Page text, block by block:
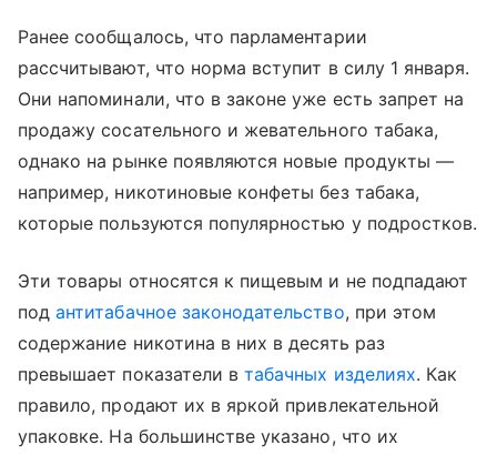
Ранее сообщалось, что парламентарии
рассчитывают, что норма вступит в силу 1 января.
Они напоминали, что в законе уже есть запрет на
продажу сосательного и жевательного табака,
однако на рынке появляются новые продукты —
например, никотиновые конфеты без табака,
которые пользуются популярностью у подростков.
Эти товары относятся к пищевым и не подпадают
подантитабачное законодательство, при этом
содержание никотина в них в десять раз
превышает показатели втабачных изделиях. Как
правило, продают их в яркой привлекательной
упаковке. На большинстве указано, что их